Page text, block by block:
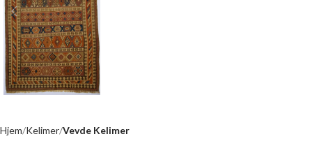
Hjem Kelimer Vevde Kelimer